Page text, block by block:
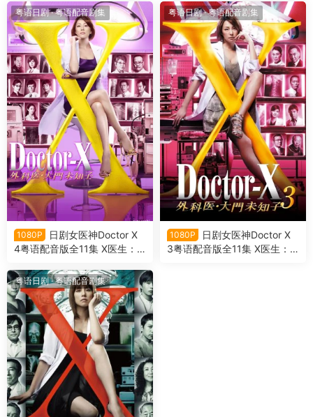
语版
语版
粤语日剧·粤语配音剧集
1080P
日剧女医神Doctor X
4粤语配音版全11集 X医生：
语版
粤语日剧·粤语配音剧集
1080P
日剧女医神Doctor X
3粤语配音版全11集 X医生：
粤语日剧·粤语配音剧集